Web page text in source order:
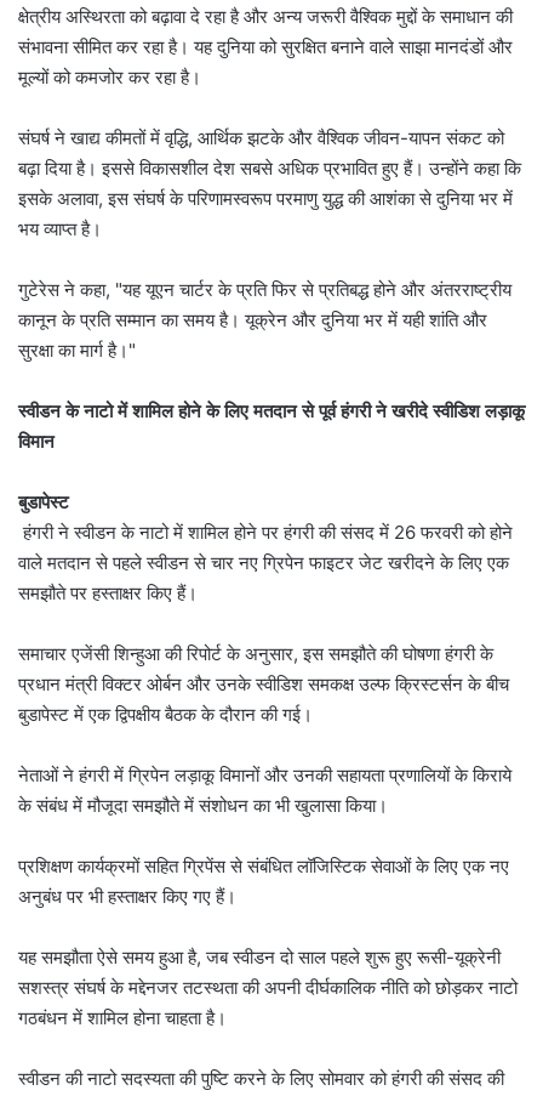
क्षेत्रीय अस्थिरता को बढ़ावा दे रहा है और अन्य जरूरी वैश्विक मुद्दों के समाधान की
संभावना सीमित कर रहा है। यह दुनिया को सुरक्षित बनाने वाले साझा मानदंडों और
मूल्यों को कमजोर कर रहा है।
संघर्ष ने खाद्य कीमतों में वृद्धि, आर्थिक झटके और वैश्विक जीवन-यापन संकट को
बढ़ा दिया है। इससे विकासशील देश सबसे अधिक प्रभावित हुए हैं। उन्होंने कहा कि
इसके अलावा, इस संघर्ष के परिणामस्वरूप परमाणु युद्ध की आशंका से दुनिया भर में
भय व्याप्त है।
गुटेरेस ने कहा, "यह यूएन चार्टर के प्रति फिर से प्रतिबद्ध होने और अंतरराष्ट्रीय
कानून के प्रति सम्मान का समय है। यूक्रेन और दुनिया भर में यही शांति और
सुरक्षा का मार्ग है।"
स्वीडन के नाटो में शामिल होने के लिए मतदान से पूर्व हंगरी ने खरीदे स्वीडिश लड़ाकू
विमान
बुडापेस्ट
हंगरी ने स्वीडन के नाटो में शामिल होने पर हंगरी की संसद में 26 फरवरी को होने
वाले मतदान से पहले स्वीडन से चार नए ग्रिपेन फाइटर जेट खरीदने के लिए एक
समझौते पर हस्ताक्षर किए हैं।
समाचार एजेंसी शिन्हुआ की रिपोर्ट के अनुसार, इस समझौते की घोषणा हंगरी के
प्रधान मंत्री विक्टर ओर्बन और उनके स्वीडिश समकक्ष उल्फ क्रिस्टर्सन के बीच
बुडापेस्ट में एक द्विपक्षीय बैठक के दौरान की गई।
नेताओं ने हंगरी में ग्रिपेन लड़ाकू विमानों और उनकी सहायता प्रणालियों के किराये
के संबंध में मौजूदा समझौते में संशोधन का भी खुलासा किया।
प्रशिक्षण कार्यक्रमों सहित ग्रिपेंस से संबंधित लॉजिस्टिक सेवाओं के लिए एक नए
अनुबंध पर भी हस्ताक्षर किए गए हैं।
यह समझौता ऐसे समय हुआ है, जब स्वीडन दो साल पहले शुरू हुए रूसी-यूक्रेनी
सशस्त्र संघर्ष के मद्देनजर तटस्थता की अपनी दीर्घकालिक नीति को छोड़कर नाटो
गठबंधन में शामिल होना चाहता है।
स्वीडन की नाटो सदस्यता की पुष्टि करने के लिए सोमवार को हंगरी की संसद की